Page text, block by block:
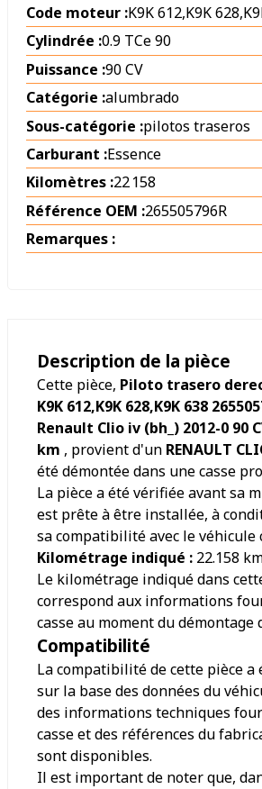
Code moteur :K9K 612,K9K
Cylindrée :0.9 TCe 90
Puissance :90 CV
Catégorie :alumbrado
Sous-catégorie :pilotos traseros
Carburant :Essence
Kilomètres :22 158
Référence OEM :265505796R
Remarques :
Description de la pièce
Cette pièce, Piloto trasero
K9K 612,K9K 628,K9K 638
Renault Clio iv (bh_) 2012-0 90
km , provient d'un RENAULT
été démontée dans une casse
La pièce a été vérifiée avant sa
est prête à être installée, à
sa compatibilité avec le véhicule
Kilométrage indiqué : 22.158
Le kilométrage indiqué dans
correspond aux informations
casse au moment du démontage
Compatibilité
La compatibilité de cette pièce a
sur la base des données du
des informations techniques
casse et des références du
sont disponibles.
Il est important de noter que,